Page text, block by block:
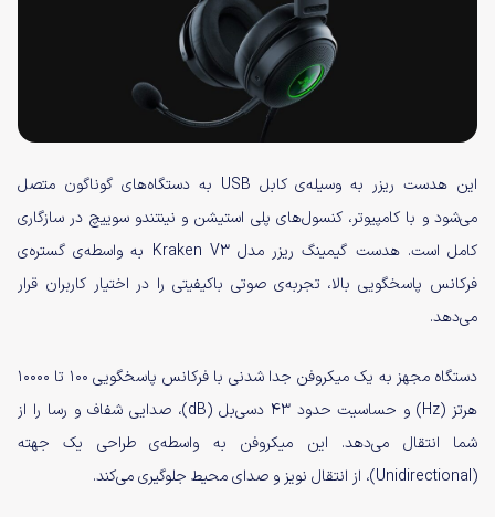
این هدست ریزر به وسیله‌ی کابل USB به دستگاه‌های گوناگون متصل
می‌شود و با کامپیوتر،‌ کنسول‌های پلی استیشن و نینتندو سوییچ در سازگاری
کامل است. هدست گیمینگ ریزر مدل Kraken V3 به واسطه‌‌ی گستره‌ی
فرکانس پاسخگویی بالا، تجربه‌ی صوتی باکیفیتی را در اختیار کاربران قرار
می‌دهد.
دستگاه مجهز به یک میکروفن جدا شدنی با فرکانس پاسخگویی ۱۰۰ تا ۱۰۰۰۰
هرتز (Hz) و حساسیت حدود ۴۳ دسی‌بل (dB)، صدایی شفاف و رسا را از
شما انتقال می‌دهد. این میکروفن به واسطه‌ی طراحی یک جهته
(Unidirectional)، از انتقال نویز و صدای محیط جلوگیری می‌کند.